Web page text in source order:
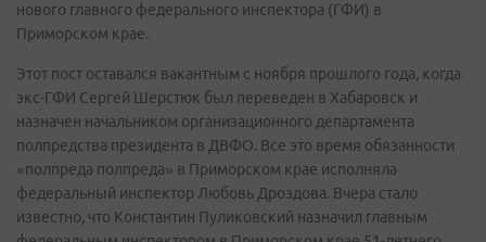
нового главного федерального инспектора (ГФИ) в
Приморском крае.
Этот пост оставался вакантным с ноября прошлого года, когда
экс-ГФИ Сергей Шерстюк был переведен в Хабаровск и
назначен начальником организационного департамента
полпредства президента в ДВФО. Все это время обязанности
«полпреда полпреда» в Приморском крае исполняла
федеральный инспектор Любовь Дроздова. Вчера стало
известно, что Константин Пуликовский назначил главным